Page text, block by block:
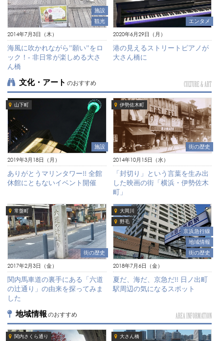
施設
観光
2014年7月3日（木）
海風に吹かれながら”願い”をロ
ック！- 非日常が楽しめる大さ
ん橋
エンタメ
2020年6月29日（月）
港の見えるストリートピアノが
大さん橋に
文化・アート のおすすめ CULTURE & ART
山下町
施設
2019年3月18日（月）
ありがとうマリンタワー!! 全館
休館にともないイベント開催
伊勢佐木町
街の歴史
2014年10月15日（水）
「封切り」という言葉を生み出
した映画の街「横浜・伊勢佐木
町」
常盤町
街の歴史
2017年2月3日（金）
関内馬車道の裏手にある「六道
の辻通り」の由来を探ってみま
した
大岡川
野毛
京浜急行線
地域情報
街の歴史
2018年7月6日（金）
夏だ、海だ、京急だ!! 日ノ出町
駅周辺の気になるスポット
地域情報 のおすすめ AREA INFORMATION
関内さくら通り 大さん橋